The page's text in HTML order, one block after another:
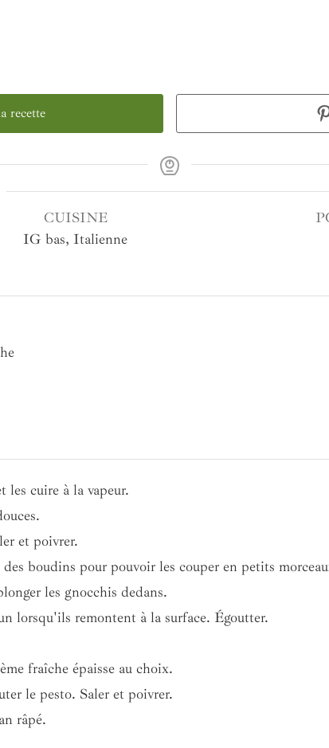
recette
CUISINE
IG bas, Italienne
les cuire à la vapeur.
et poivrer.
boudins pour pouvoir les couper en petits
les gnocchis dedans.
lorsqu'ils remontent à la surface. Égoutter.
fraîche épaisse au choix.
le pesto. Saler et poivrer.
râpé.